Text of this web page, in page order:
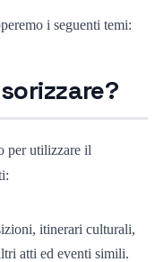
i seguenti temi:
per utilizzare il
itinerari culturali,
atti ed eventi simili.